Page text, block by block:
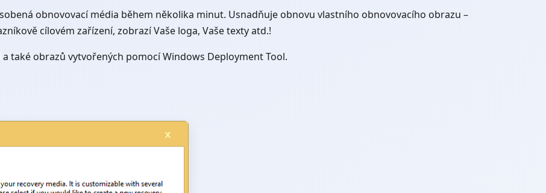
obnovovací média během několika minut. Usnadňuje obnovu vlastního obnovovacího obrazu –
cílovém zařízení, zobrazí Vaše loga, Vaše texty atd.!
také obrazů vytvořených pomocí Windows Deployment Tool.